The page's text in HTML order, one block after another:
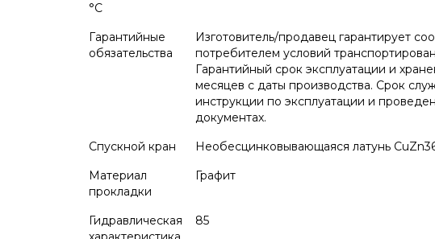
°С
Гарантийные
обязательства
Изготовитель/продавец гарантирует
потребителем условий
Гарантийный срок эксплуатации и
месяцев с даты производства. Срок
инструкции по эксплуатации и
документах.
Спускной кран
Необесцинковывающаяся латунь
Материал
прокладки
Графит
Гидравлическая
85